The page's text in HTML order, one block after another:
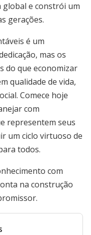
global e constrói um
gerações.
é um
mas os
do que economizar
qualidade de vida,
Comece hoje
com
representem seus
um ciclo virtuoso de
todos.
com
na construção